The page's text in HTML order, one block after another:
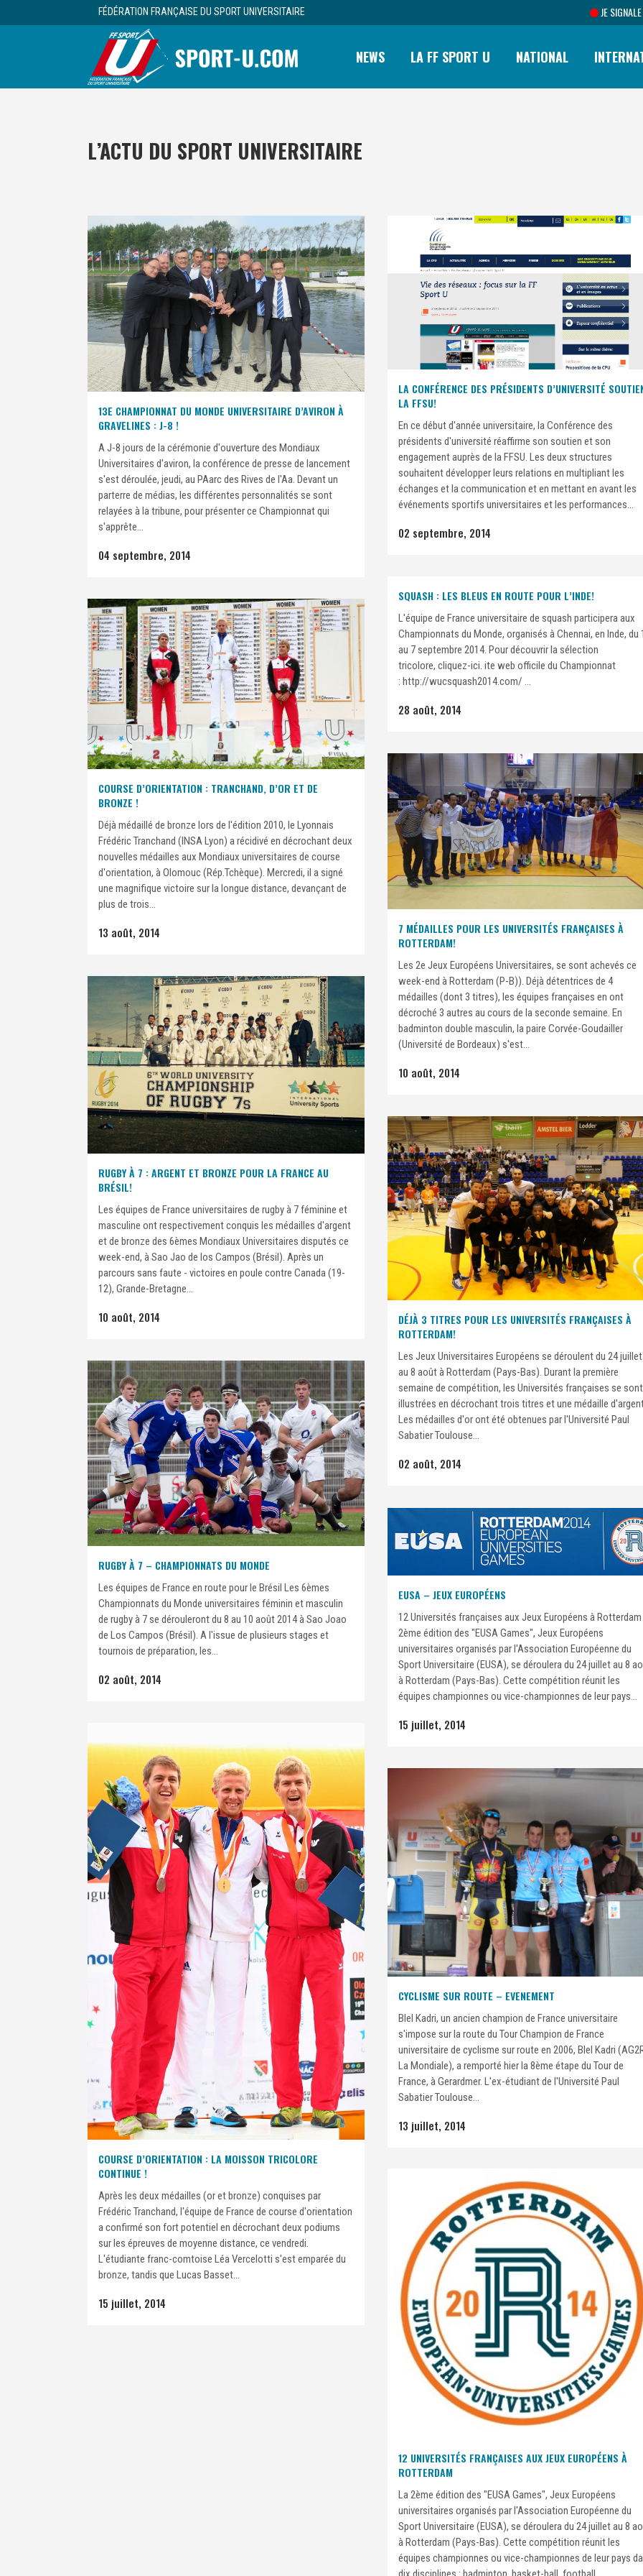
FÉDÉRATION FRANÇAISE DU SPORT UNIVERSITAIRE JE SIGNALE
NEWS LA FF SPORT U NATIONAL
L’ACTU DU SPORT UNIVERSITAIRE
13E CHAMPIONNAT DU MONDE UNIVERSITAIRE D’AVIRON À
GRAVELINES : J-8 !
A J-8 jours de la cérémonie d'ouverture des Mondiaux
Universitaires d'aviron, la conférence de presse de lancement
s'est déroulée, jeudi, au PAarc des Rives de l'Aa. Devant un
parterre de médias, les différentes personnalités se sont
relayées à la tribune, pour présenter ce Championnat qui
s'apprête...
04 septembre, 2014
LA CONFÉRENCE DES PRÉSIDENTS D’UNIVERSITÉ
LA FFSU!
En ce début d'année universitaire, la Conférence des
présidents d'université réaffirme son soutien et son
engagement auprès de la FFSU. Les deux structures
souhaitent développer leurs relations en multipliant les
échanges et la communication et en mettant en avant les
événements sportifs universitaires et les performances...
02 septembre, 2014
SQUASH : LES BLEUS EN ROUTE POUR L’INDE!
L'équipe de France universitaire de squash participera aux
Championnats du Monde, organisés à Chennai, en Inde, du
au 7 septembre 2014. Pour découvrir la sélection
tricolore, cliquez-ici. ite web officile du Championnat
: http://wucsquash2014.com/ ...
28 août, 2014
COURSE D’ORIENTATION : TRANCHAND, D’OR ET DE
BRONZE !
Déjà médaillé de bronze lors de l'édition 2010, le Lyonnais
Frédéric Tranchand (INSA Lyon) a récidivé en décrochant deux
nouvelles médailles aux Mondiaux universitaires de course
d'orientation, à Olomouc (Rép.Tchèque). Mercredi, il a signé
une magnifique victoire sur la longue distance, devançant de
plus de trois...
13 août, 2014
7 MÉDAILLES POUR LES UNIVERSITÉS FRANÇAISES À
ROTTERDAM!
Les 2e Jeux Européens Universitaires, se sont achevés ce
week-end à Rotterdam (P-B)). Déjà détentrices de 4
médailles (dont 3 titres), les équipes françaises en ont
décroché 3 autres au cours de la seconde semaine. En
badminton double masculin, la paire Corvée-Goudailler
(Université de Bordeaux) s'est...
10 août, 2014
RUGBY À 7 : ARGENT ET BRONZE POUR LA FRANCE AU
BRÉSIL!
Les équipes de France universitaires de rugby à 7 féminine et
masculine ont respectivement conquis les médailles d'argent
et de bronze des 6èmes Mondiaux Universitaires disputés ce
week-end, à Sao Jao de los Campos (Brésil). Après un
parcours sans faute - victoires en poule contre Canada (19-
12), Grande-Bretagne...
10 août, 2014
DÉJÀ 3 TITRES POUR LES UNIVERSITÉS FRANÇAISES À
ROTTERDAM!
Les Jeux Universitaires Européens se déroulent du 24 juillet
au 8 août à Rotterdam (Pays-Bas). Durant la première
semaine de compétition, les Universités françaises se
illustrées en décrochant trois titres et une médaille
Les médailles d'or ont été obtenues par l'Université Paul
Sabatier Toulouse...
02 août, 2014
RUGBY À 7 – CHAMPIONNATS DU MONDE
Les équipes de France en route pour le Brésil Les 6èmes
Championnats du Monde universitaires féminin et masculin
de rugby à 7 se dérouleront du 8 au 10 août 2014 à Sao Joao
de Los Campos (Brésil). A l'issue de plusieurs stages et
tournois de préparation, les...
02 août, 2014
EUSA – JEUX EUROPÉENS
12 Universités françaises aux Jeux Européens à
2ème édition des "EUSA Games", Jeux Européens
universitaires organisés par l'Association Européenne du
Sport Universitaire (EUSA), se déroulera du 24 juillet au 8
à Rotterdam (Pays-Bas). Cette compétition réunit les
équipes championnes ou vice-championnes de leur pays...
15 juillet, 2014
COURSE D’ORIENTATION : LA MOISSON TRICOLORE
CONTINUE !
Après les deux médailles (or et bronze) conquises par
Frédéric Tranchand, l'équipe de France de course d'orientation
a confirmé son fort potentiel en décrochant deux podiums
sur les épreuves de moyenne distance, ce vendredi.
L'étudiante franc-comtoise Léa Vercelotti s'est emparée du
bronze, tandis que Lucas Basset...
15 juillet, 2014
CYCLISME SUR ROUTE – EVENEMENT
Blel Kadri, un ancien champion de France universitaire
s'impose sur la route du Tour Champion de France
universitaire de cyclisme sur route en 2006, Blel Kadri
La Mondiale), a remporté hier la 8ème étape du Tour de
France, à Gerardmer. L'ex-étudiant de l'Université Paul
Sabatier Toulouse...
13 juillet, 2014
12 UNIVERSITÉS FRANÇAISES AUX JEUX EUROPÉENS À
ROTTERDAM
La 2ème édition des "EUSA Games", Jeux Européens
universitaires organisés par l'Association Européenne du
Sport Universitaire (EUSA), se déroulera du 24 juillet au 8
à Rotterdam (Pays-Bas). Cette compétition réunit les
équipes championnes ou vice-championnes de leur pays